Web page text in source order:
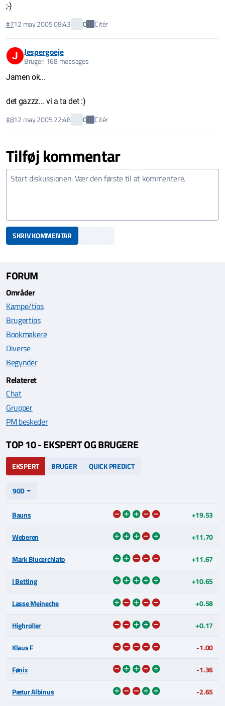
;-)
#712 may 2005 08:43 0 Citér
J Jespergoeje
Bruger: 168 messages
Jamen ok...
det gazzz... vi a ta det :)
#812 may 2005 22:48 0 Citér
Tilføj kommentar
SKRIV KOMMENTAR
FORUM
Områder
Kampe/tips
Brugertips
Bookmakere
Diverse
Begynder
Relateret
Chat
Grupper
PM beskeder
TOP 10 - EKSPERT OG BRUGERE
EKSPERT BRUGER QUICK PREDICT
90D
Bauns +19.53
Weberen +11.70
Mark Blucerchiato +11.67
I Betting +10.65
Lasse Meineche +0.58
Highroller +0.17
Klaus F -1.00
Fønix -1.36
Pætur Albinus -2.65